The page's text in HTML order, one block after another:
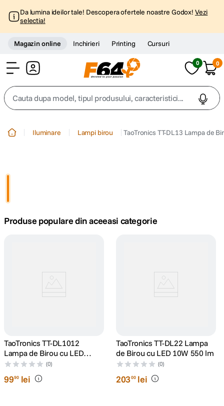
Da lumina ideilor tale! Descopera ofertele noastre Godox! Vezi
selectia!
Magazin online Inchirieri Printing Cursuri
0 0
Cauta dupa model, tipul produsului, caracteristici...
4. peak design
9. insta 360
10 . godox
Iluminare Lampi birou TaoTronics TT-DL13 Lampa de
Produse populare din aceeasi categorie
TaoTronics TT-DL1012
Lampa de Birou cu LED
Control Touch USB Alb
(0)
9990 lei
TaoTronics TT-DL22 Lampa
de Birou cu LED 10W 550 lm
(0)
20300 lei